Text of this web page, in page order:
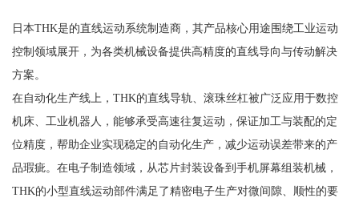
日本THK是的直线运动系统制造商，其产品核心用途围绕工业运动
控制领域展开，为各类机械设备提供高精度的直线导向与传动解决
方案。
在自动化生产线上，THK的直线导轨、滚珠丝杠被广泛应用于数控
机床、工业机器人，能够承受高速往复运动，保证加工与装配的定
位精度，帮助企业实现稳定的自动化生产，减少运动误差带来的产
品瑕疵。在电子制造领域，从芯片封装设备到手机屏幕组装机械，
THK的小型直线运动部件满足了精密电子生产对微间隙、顺性的要